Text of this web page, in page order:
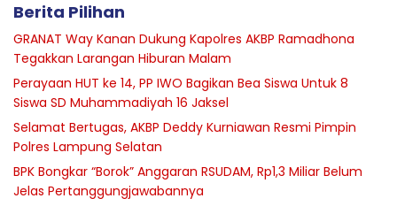
Berita Pilihan
GRANAT Way Kanan Dukung Kapolres AKBP Ramadhona
Tegakkan Larangan Hiburan Malam
Perayaan HUT ke 14, PP IWO Bagikan Bea Siswa Untuk 8
Siswa SD Muhammadiyah 16 Jaksel
Selamat Bertugas, AKBP Deddy Kurniawan Resmi Pimpin
Polres Lampung Selatan
BPK Bongkar “Borok” Anggaran RSUDAM, Rp1,3 Miliar Belum
Jelas Pertanggungjawabannya